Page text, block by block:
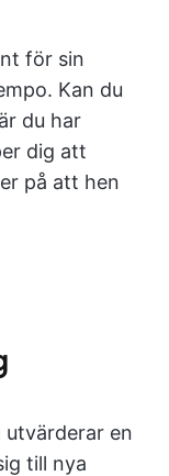
för sin
Kan du
du har
dig att
på att hen
en
till nya